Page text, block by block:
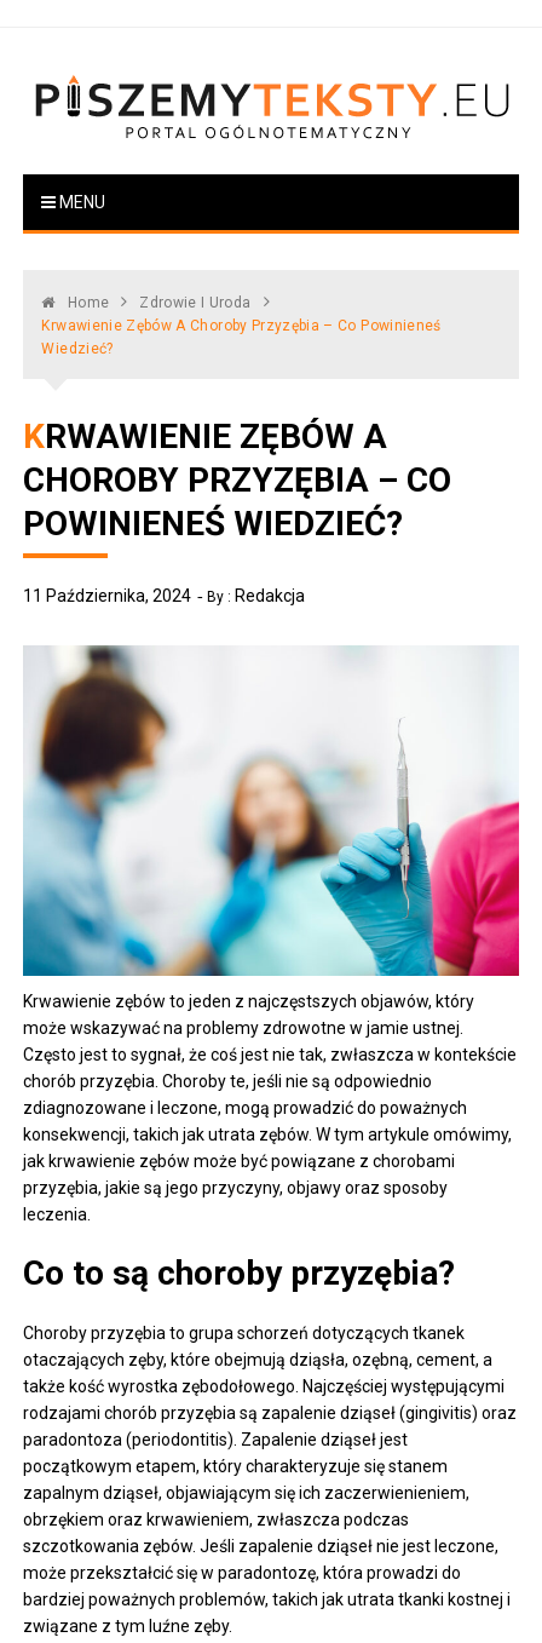
PiszemyTeksty.pl
Portal ogólnotematyczny
MENU
Home
Zdrowie I Uroda
Krwawienie Zębów A Choroby Przyzębia – Co Powinieneś
Wiedzieć?
KRWAWIENIE ZĘBÓW A
CHOROBY PRZYZĘBIA – CO
POWINIENEŚ WIEDZIEĆ?
11 Października, 2024 By : Redakcja
Krwawienie zębów to jeden z najczęstszych objawów, który
może wskazywać na problemy zdrowotne w jamie ustnej.
Często jest to sygnał, że coś jest nie tak, zwłaszcza w kontekście
chorób przyzębia. Choroby te, jeśli nie są odpowiednio
zdiagnozowane i leczone, mogą prowadzić do poważnych
konsekwencji, takich jak utrata zębów. W tym artykule omówimy,
jak krwawienie zębów może być powiązane z chorobami
przyzębia, jakie są jego przyczyny, objawy oraz sposoby
leczenia.
Co to są choroby przyzębia?
Choroby przyzębia to grupa schorzeń dotyczących tkanek
otaczających zęby, które obejmują dziąsła, ozębną, cement, a
także kość wyrostka zębodołowego. Najczęściej występującymi
rodzajami chorób przyzębia są zapalenie dziąseł (gingivitis) oraz
paradontoza (periodontitis). Zapalenie dziąseł jest
początkowym etapem, który charakteryzuje się stanem
zapalnym dziąseł, objawiającym się ich zaczerwienieniem,
obrzękiem oraz krwawieniem, zwłaszcza podczas
szczotkowania zębów. Jeśli zapalenie dziąseł nie jest leczone,
może przekształcić się w paradontozę, która prowadzi do
bardziej poważnych problemów, takich jak utrata tkanki kostnej i
związane z tym luźne zęby.